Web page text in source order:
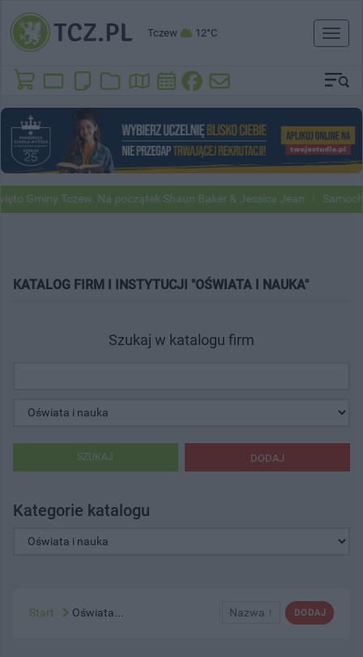
Tczew 12°C
Toggle
Gminy Tczew. Na początek Shaun Baker & Jessica Jean
KATALOG FIRM I INSTYTUCJI "OŚWIATA I NAUKA"
Szukaj w katalogu firm
DODAJ
SZUKAJ
Kategorie katalogu
DODAJ
Nazwa ↑
Start Oświata...